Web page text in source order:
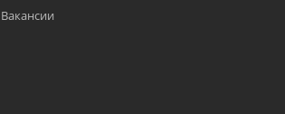
Вакансии